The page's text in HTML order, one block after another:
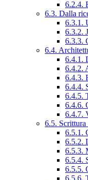
6.2.4.
6.3. Dalla
6.3.1.
6.3.2.
6.3.3.
6.4.
6.4.1.
6.4.2.
6.4.3.
6.4.4.
6.4.5.
6.4.6.
6.4.7.
6.5.
6.5.1.
6.5.2.
6.5.3.
6.5.4.
6.5.5.
6.5.6.